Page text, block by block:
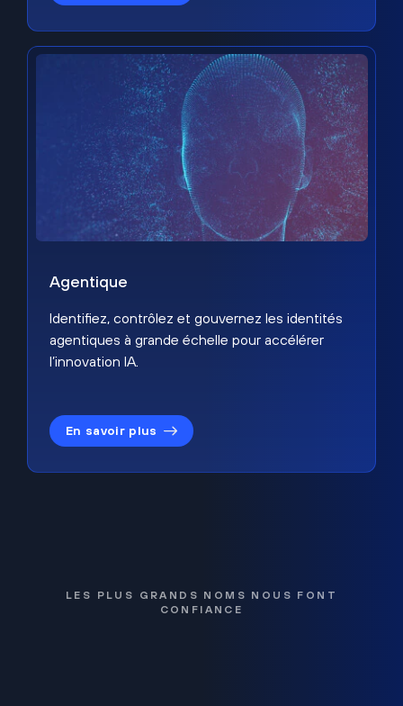
Agentique
Identifiez, contrôlez et gouvernez les identités
agentiques à grande échelle pour accélérer
l’innovation IA.
En savoir plus
LES PLUS GRANDS NOMS NOUS FONT
CONFIANCE